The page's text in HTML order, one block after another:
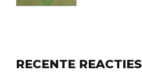
RECENTE REACTIES